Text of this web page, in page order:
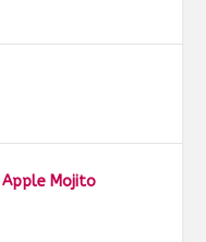
Apple Mojito